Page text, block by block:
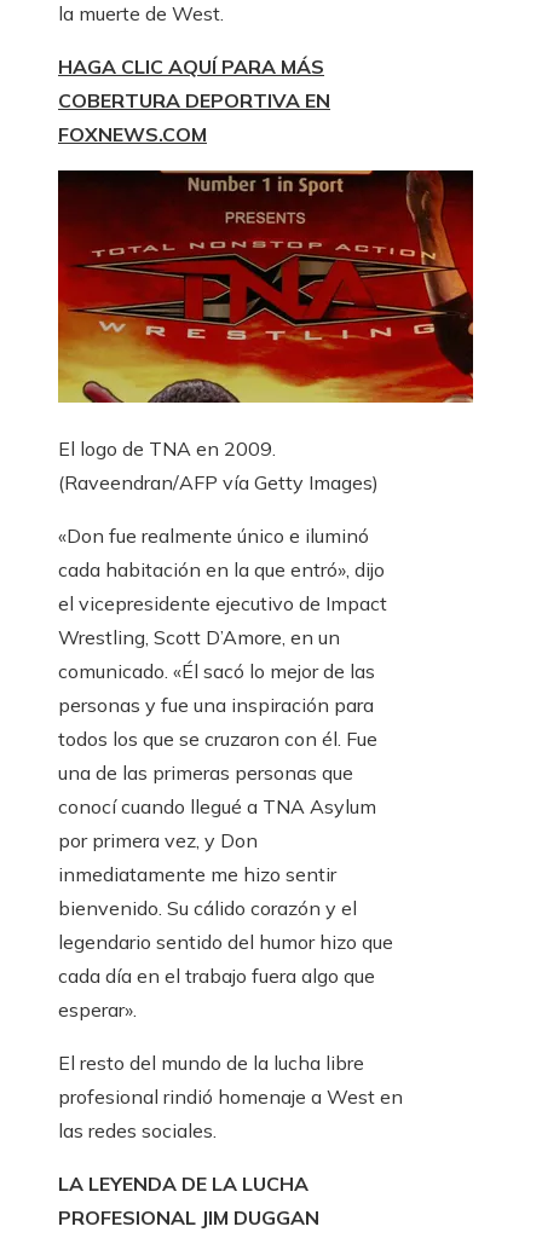
la muerte de West.
HAGA CLIC AQUÍ PARA MÁS
COBERTURA DEPORTIVA EN
FOXNEWS.COM
El logo de TNA en 2009.
(Raveendran/AFP vía Getty Images)
«Don fue realmente único e iluminó
cada habitación en la que entró», dijo
el vicepresidente ejecutivo de Impact
Wrestling, Scott D’Amore, en un
comunicado. «Él sacó lo mejor de las
personas y fue una inspiración para
todos los que se cruzaron con él. Fue
una de las primeras personas que
conocí cuando llegué a TNA Asylum
por primera vez, y Don
inmediatamente me hizo sentir
bienvenido. Su cálido corazón y el
legendario sentido del humor hizo que
cada día en el trabajo fuera algo que
esperar».
El resto del mundo de la lucha libre
profesional rindió homenaje a West en
las redes sociales.
LA LEYENDA DE LA LUCHA
PROFESIONAL JIM DUGGAN